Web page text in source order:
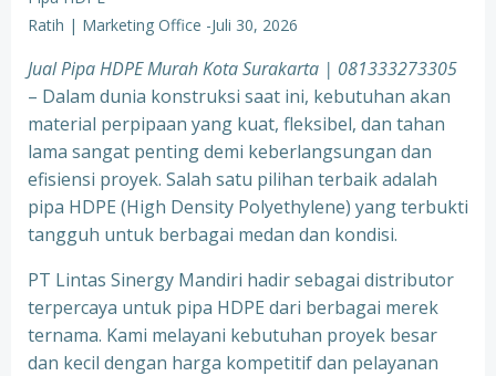
Ratih | Marketing Office -Juli 30, 2026
Jual Pipa HDPE Murah Kota Surakarta | 081333273305
– Dalam dunia konstruksi saat ini, kebutuhan akan
material perpipaan yang kuat, fleksibel, dan tahan
lama sangat penting demi keberlangsungan dan
efisiensi proyek. Salah satu pilihan terbaik adalah
pipa HDPE (High Density Polyethylene) yang terbukti
tangguh untuk berbagai medan dan kondisi.
PT Lintas Sinergy Mandiri hadir sebagai distributor
terpercaya untuk pipa HDPE dari berbagai merek
ternama. Kami melayani kebutuhan proyek besar
dan kecil dengan harga kompetitif dan pelayanan